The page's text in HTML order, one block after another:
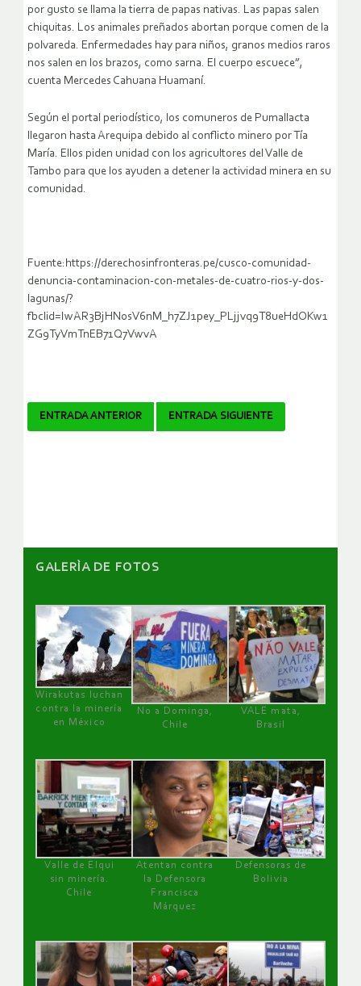
por gusto se llama la tierra de papas nativas. Las papas salen
chiquitas. Los animales preñados abortan porque comen de la
polvareda. Enfermedades hay para niños, granos medios raros
nos salen en los brazos, como sarna. El cuerpo escuece”,
cuenta Mercedes Cahuana Huamaní.
Según el portal periodístico, los comuneros de Pumallacta
llegaron hasta Arequipa debido al conflicto minero por Tía
María. Ellos piden unidad con los agricultores del Valle de
Tambo para que los ayuden a detener la actividad minera en su
comunidad.
Fuente:https://derechosinfronteras.pe/cusco-comunidad-
denuncia-contaminacion-con-metales-de-cuatro-rios-y-dos-
lagunas/?
fbclid=IwAR3BjHN0sV6nM_h7ZJ1pey_PLjjvq9T8ueHdOKw1
ZG9TyVmTnEB71Q7VwvA
Navegador
ENTRADA ANTERIOR ENTRADA SIGUIENTE
GALERÌA DE FOTOS
Wirakutas luchan
contra la minería
en México
No a Dominga,
Chile
VALE mata,
Brasil
Valle de Elqui
sin minería.
Chile
Atentan contra
la Defensora
Francisca
Márquez
Defensoras de
Bolivia